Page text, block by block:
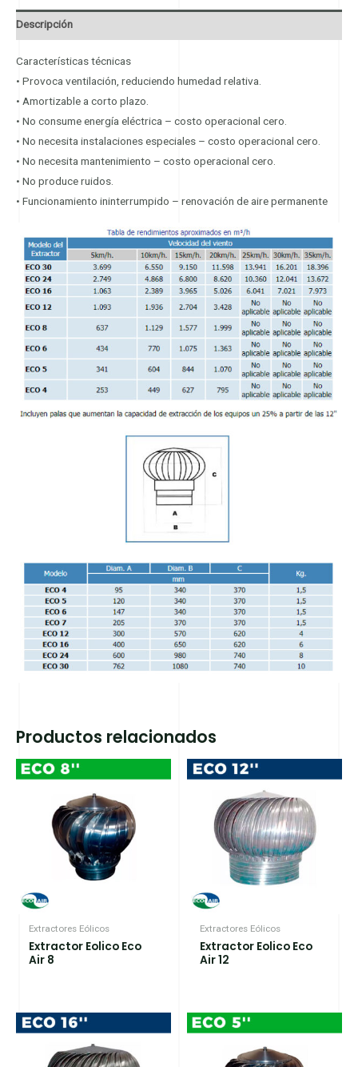
Descripción
Características técnicas
• Provoca ventilación, reduciendo humedad relativa.
• Amortizable a corto plazo.
• No consume energía eléctrica – costo operacional cero.
• No necesita instalaciones especiales – costo operacional cero.
• No necesita mantenimiento – costo operacional cero.
• No produce ruidos.
• Funcionamiento ininterrumpido – renovación de aire permanente
Productos relacionados
Extractores Eólicos
Extractor Eolico Eco
Air 8
Extractores Eólicos
Extractor Eolico Eco
Air 12